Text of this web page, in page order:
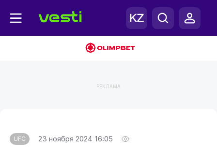
РЕКЛАМА
UFC 23 ноября 2024 16:05